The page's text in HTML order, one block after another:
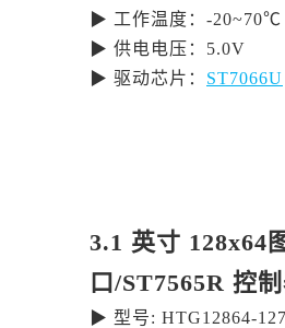
▶ 工作温度：-20~70℃
▶ 供电电压：5.0V
▶ 驱动芯片： ST7066U
3.1 英寸 128x64
口/ST7565R 控
▶ 型号: HTG12864-